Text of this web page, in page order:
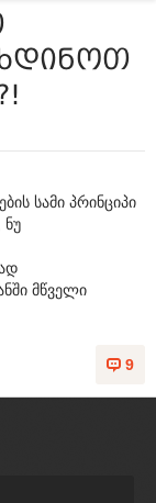
სამი პრინციპი
ნუ
მწველი
9